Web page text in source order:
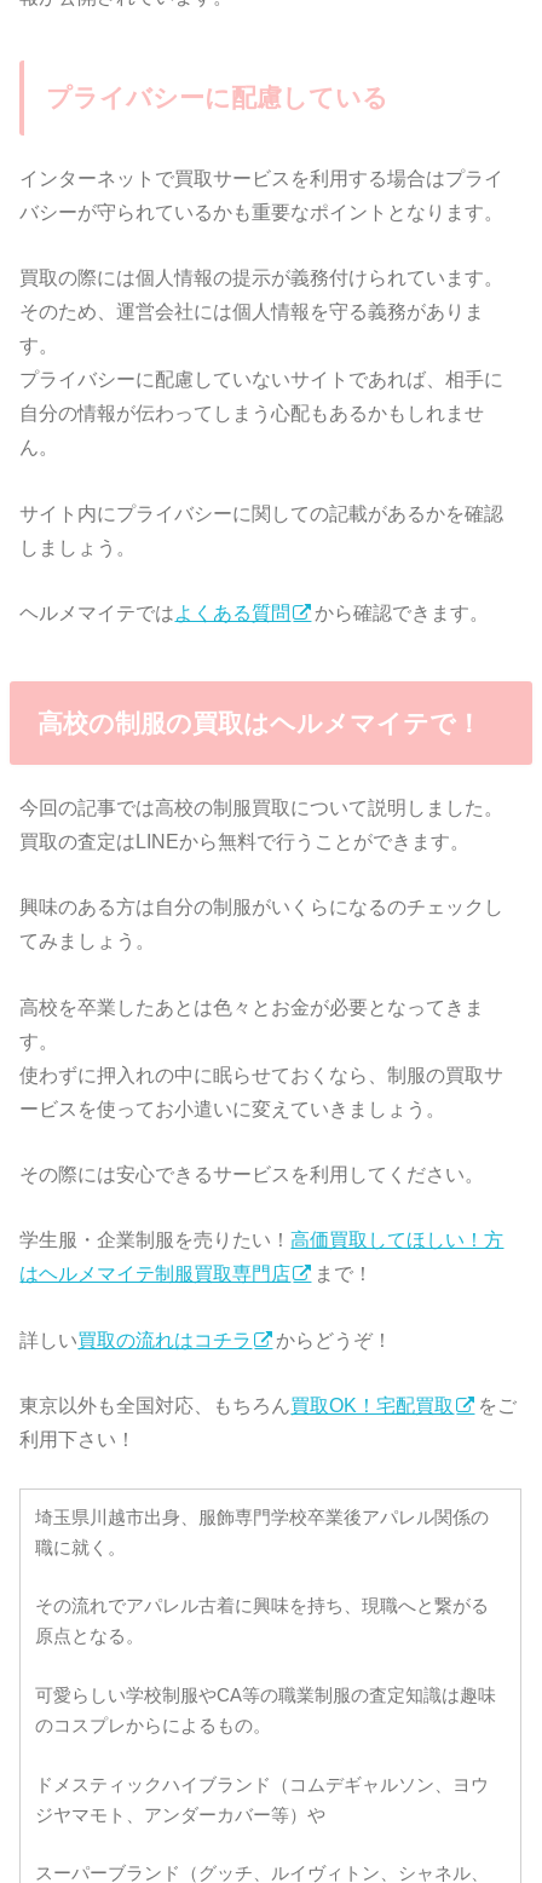
プライバシーに配慮している
インターネットで買取サービスを利用する場合はプライ
バシーが守られているかも重要なポイントとなります。
買取の際には個人情報の提示が義務付けられています。
そのため、運営会社には個人情報を守る義務がありま
す。
プライバシーに配慮していないサイトであれば、相手に
自分の情報が伝わってしまう心配もあるかもしれませ
ん。
サイト内にプライバシーに関しての記載があるかを確認
しましょう。
ヘルメマイテではよくある質問 から確認できます。
高校の制服の買取はヘルメマイテで！
今回の記事では高校の制服買取について説明しました。
買取の査定はLINEから無料で行うことができます。
興味のある方は自分の制服がいくらになるのチェックし
てみましょう。
高校を卒業したあとは色々とお金が必要となってきま
す。
使わずに押入れの中に眠らせておくなら、制服の買取サ
ービスを使ってお小遣いに変えていきましょう。
その際には安心できるサービスを利用してください。
学生服・企業制服を売りたい！高価買取してほしい！方
はヘルメマイテ制服買取専門店
まで！
詳しい買取の流れはコチラ からどうぞ！
東京以外も全国対応、もちろん買取OK！宅配買取
をご
利用下さい！
埼玉県川越市出身、服飾専門学校卒業後アパレル関係の
職に就く。
その流れでアパレル古着に興味を持ち、現職へと繋がる
原点となる。
可愛らしい学校制服やCA等の職業制服の査定知識は趣味
のコスプレからによるもの。
ドメスティックハイブランド（コムデギャルソン、ヨウ
ジヤマモト、アンダーカバー等）や
スーパーブランド（グッチ、ルイヴィトン、シャネル、